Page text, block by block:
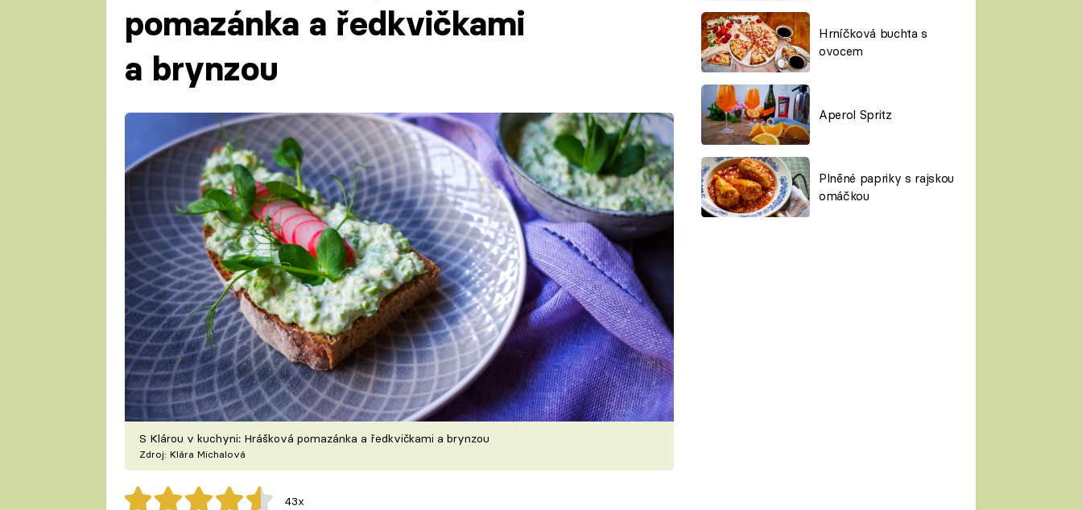
Hrníčková buchta s
ovocem
Aperol Spritz
Plněné papriky s rajskou
omáčkou
pomazánka a ředkvičkami
a brynzou
S Klárou v kuchyni: Hrášková pomazánka a ředkvičkami a brynzou
Zdroj: Klára Michalová
43x